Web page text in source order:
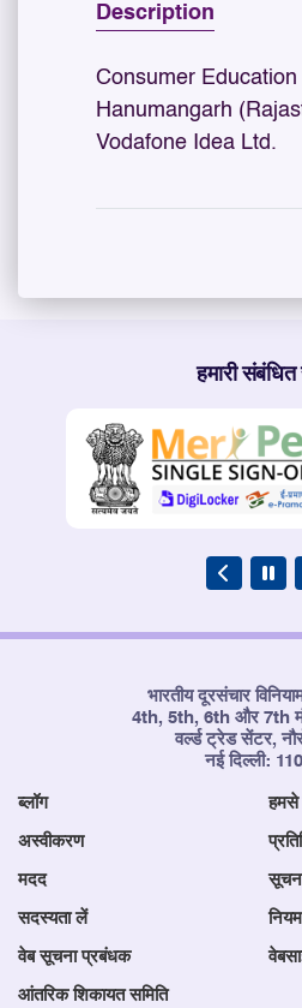
Description
Consumer
Hanumangarh
Vodafone Idea Ltd.
हमारी संबंधित
भारतीय दूरसंचार
4th, 5th, 6th और 7th
वर्ल्ड ट्रेड सेंटर,
नई दिल्ली:
ब्लॉग हमसे
अस्वीकरण
मदद
सदस्यता लें
वेब सूचना प्रबंधक
आंतरिक शिकायत समिति